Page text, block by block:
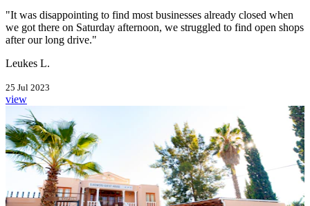
"It was disappointing to find most businesses already closed when
we got there on Saturday afternoon, we struggled to find open shops
after our long drive."
Leukes L.
25 Jul 2023
view